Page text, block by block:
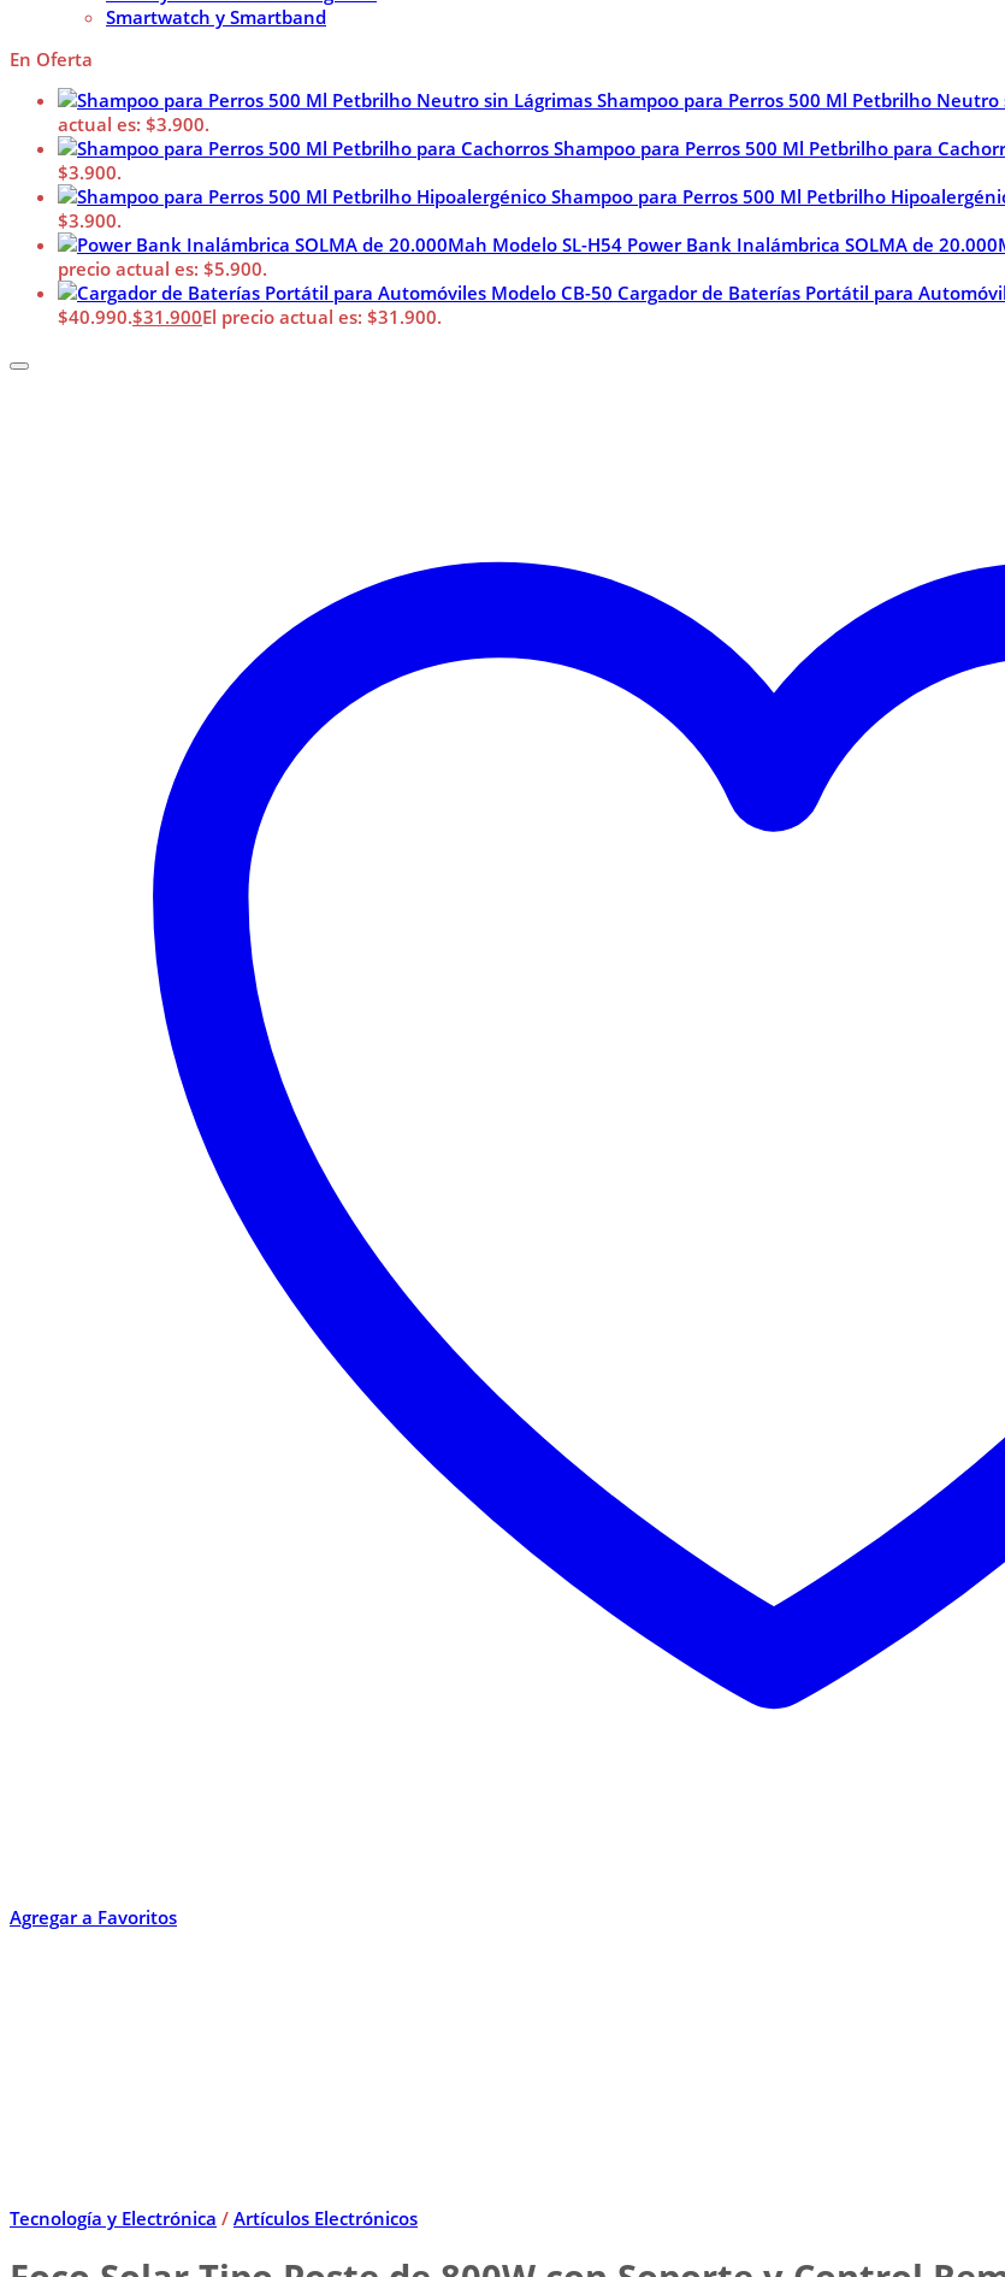
Smartwatch y Smartband
En Oferta
Shampoo para Perros 500 Ml Petbrilho Neutro
actual es: $3.900.
Shampoo para Perros 500 Ml Petbrilho para
$3.900.
Shampoo para Perros 500 Ml Petbrilho
$3.900.
Power Bank Inalámbrica SOLMA de
precio actual es: $5.900.
Cargador de Baterías Portátil para
$40.990.$31.900El precio actual es: $31.900.
Agregar a Favoritos
Tecnología y Electrónica / Artículos Electrónicos